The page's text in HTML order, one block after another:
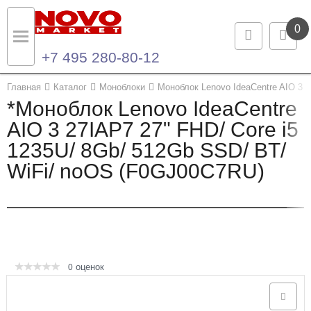
0
+7 495 280-80-12
Главная Каталог Моноблоки Моноблок Lenovo IdeaCentre AIO 3
*Моноблок Lenovo IdeaCentre
AIO 3 27IAP7 27" FHD/ Core i5
1235U/ 8Gb/ 512Gb SSD/ BT/
WiFi/ noOS (F0GJ00C7RU)
0 оценок
Назад
Каталог продукции
Ноутбуки и ультрабуки
Компьютеры
Опции и комплектующие
Назад
Контакты
Контактная информация